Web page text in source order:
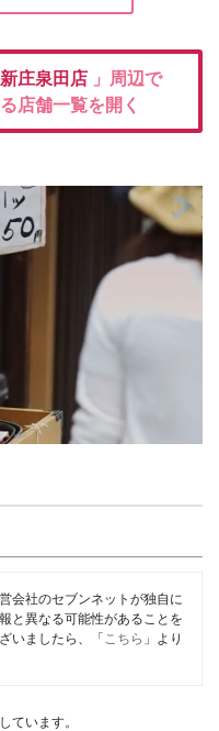
庄泉田店 」周辺で
店舗一覧を開く
会社のセブンネットが独自に
と異なる可能性があることを
いましたら、「 こちら 」より
ています。